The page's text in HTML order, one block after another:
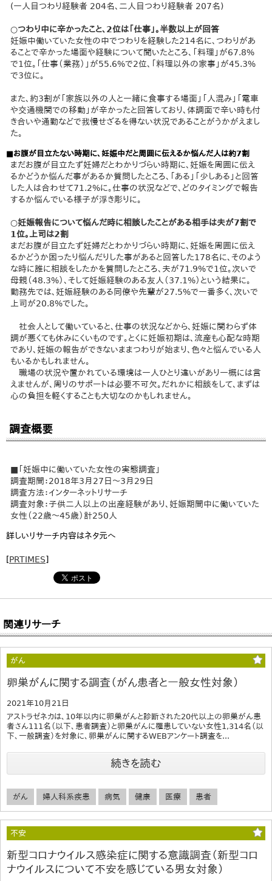
(一人目つわり経験者 204名、二人目つわり経験者 207名)
○つわり中に辛かったこと、2位は「仕事」。半数以上が回答
妊娠中働いていた女性の中でつわりを経験した214名に、つわりがあ
ることで辛かった場面や経験について聞いたところ、「料理」が67.8%
で1位。「仕事（業務）」が55.6%で2位、「料理以外の家事」が45.3%
で3位に。
また、約3割が「家族以外の人と一緒に食事する場面」「人混み」「電車
や交通機関での移動」が辛かったと回答しており、体調面で辛い時も付
き合いや通勤などで我慢せざるを得ない状況であることがうかがえまし
た。
■お腹が目立たない時期に、妊娠中だと周囲に伝えるか悩んだ人は約7割
まだお腹が目立たず妊婦だとわかりづらい時期に、妊娠を周囲に伝え
るかどうか悩んだ事があるか質問したところ、「ある」「少しある」と回答
した人は合わせて71.2%に。仕事の状況などで、どのタイミングで報告
するか悩んでいる様子が浮き彫りに。
○妊娠報告について悩んだ時に相談したことがある相手は夫が7割で
1位。上司は2割
まだお腹が目立たず妊婦だとわかりづらい時期に、妊娠を周囲に伝え
るかどうか困ったり悩んだりした事があると回答した178名に、そのよう
な時に誰に相談をしたかを質問したところ、夫が71.9%で1位。次いで
母親（48.3%）、そして妊娠経験のある友人（37.1%）という結果に。
勤務先では、妊娠経験のある同僚や先輩が27.5%で一番多く、次いで
上司が20.8%でした。
社会人として働いていると、仕事の状況などから、妊娠に関わらず体
調が悪くても休みにくいものです。とくに妊娠初期は、流産も心配な時期
であり、妊娠の報告ができないままつわりが始まり、色々と悩んでいる人
もいるかもしれません。
職場の状況や置かれている環境は一人ひとり違いがあり一概には言
えませんが、周りのサポートは必要不可欠。だれかに相談をして、まずは
心の負担を軽くすることも大切なのかもしれません。
調査概要
■「妊娠中に働いていた女性の実態調査」
調査期間：2018年3月27日～3月29日
調査方法：インターネットリサーチ
調査対象：子供二人以上の出産経験があり、妊娠期間中に働いていた
女性（22歳～45歳）計250人
詳しいリサーチ内容はネタ元へ
[PRTIMES]
関連リサーチ
がん
卵巣がんに関する調査（がん患者と一般女性対象）
2021年10月21日
アストラゼネカは、10年以内に卵巣がんと診断された20代以上の卵巣がん患
者さん111名（以下、患者調査）と卵巣がんに罹患していない女性1,314名（以
下、一般調査）を対象に、卵巣がんに関するWEBアンケート調査を...
続きを読む
がん 婦人科系疾患 病気 健康 医療 患者
不安
新型コロナウイルス感染症に関する意識調査（新型コロ
ナウイルスについて不安を感じている男女対象）